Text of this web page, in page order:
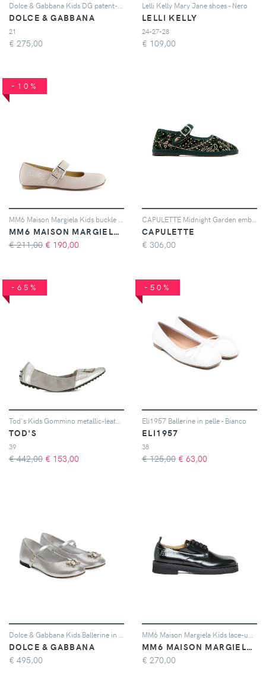
Dolce & Gabbana Kids DG patent-leather ballerina pumps - Nero
DOLCE & GABBANA
21
€ 275,00
Lelli Kelly Mary Jane shoes - Nero
LELLI KELLY
24-27-28
€ 109,00
-10%
MM6 Maison Margiela Kids buckle ballerinas - Rosa
MM6 MAISON MARGIELA KIDS
€ 211,00 € 190,00
CAPULETTE Midnight Garden embroidered ballerinas - Verde
CAPULETTE
€ 306,00
-65%
Tod's Kids Gommino metallic-leather ballet flats - Argento
TOD'S
39
€ 442,00 € 153,00
-50%
Eli1957 Ballerine in pelle - Bianco
ELI1957
38
€ 125,00 € 63,00
Dolce & Gabbana Kids Ballerine in pelle con decorazione - Argento
DOLCE & GABBANA
€ 495,00
MM6 Maison Margiela Kids lace-up leather shoes - Nero
MM6 MAISON MARGIELA KIDS
€ 270,00